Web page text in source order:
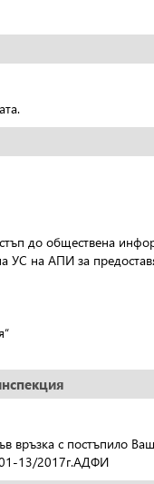
до обществена
УС на АПИ за
с постъпило Ваше
13/2017г.АДФИ